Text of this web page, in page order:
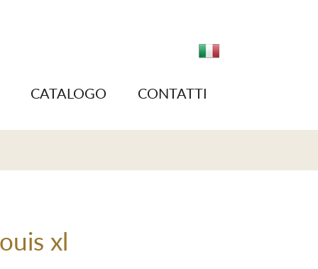
CATALOGO CONTATTI
xl